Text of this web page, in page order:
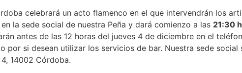
celebrará un acto flamenco en el que intervendrán los
la sede social de nuestra Peña y dará comienzo a las 21:30
antes de las 12 horas del jueves 4 de diciembre en el
por si desean utilizar los servicios de bar. Nuestra sede social
14002 Córdoba.